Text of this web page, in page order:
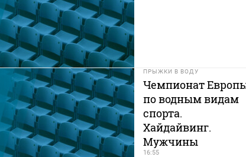
ПРЫЖКИ В ВОДУ
Чемпионат
по водным видам
спорта.
Хайдайвинг.
Мужчины
16:55